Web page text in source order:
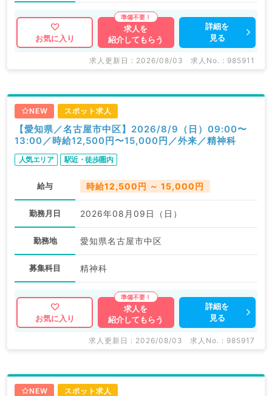
お気に入り
求人を
紹介してもらう
詳細を
見る
求人更新日 : 2026/08/03 求人No. : 985911
NEW スポット求人
【愛知県／名古屋市中区】2026/8/9（日）09:00〜
13:00／時給12,500円〜15,000円／外来／精神科
人気エリア 駅近・徒歩圏内
給与 時給12,500円 ～ 15,000円
勤務月日 2026年08月09日（日）
勤務地 愛知県名古屋市中区
募集科目 精神科
お気に入り
求人を
紹介してもらう
詳細を
見る
求人更新日 : 2026/08/03 求人No. : 985917
NEW スポット求人